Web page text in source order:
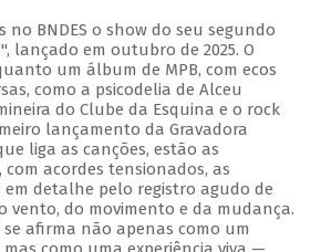
no BNDES o show do seu segundo
lançado em outubro de 2025. O
um álbum de MPB, com ecos
como a psicodelia de Alceu
do Clube da Esquina e o rock
lançamento da Gravadora
liga as canções, estão as
com acordes tensionados, as
detalhe pelo registro agudo de
vento, do movimento e da mudança.
se afirma não apenas como um